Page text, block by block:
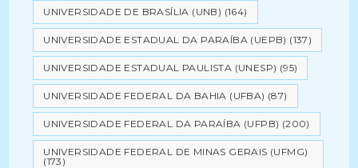
UNIVERSIDADE DE BRASÍLIA (UNB) (164)
UNIVERSIDADE ESTADUAL DA PARAÍBA (UEPB) (137)
UNIVERSIDADE ESTADUAL PAULISTA (UNESP) (95)
UNIVERSIDADE FEDERAL DA BAHIA (UFBA) (87)
UNIVERSIDADE FEDERAL DA PARAÍBA (UFPB) (200)
UNIVERSIDADE FEDERAL DE MINAS GERAIS (UFMG)
(173)